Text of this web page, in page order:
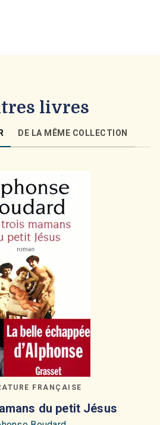
livres
DE LA MÊME COLLECTION
FRANÇAISE
du petit Jésus